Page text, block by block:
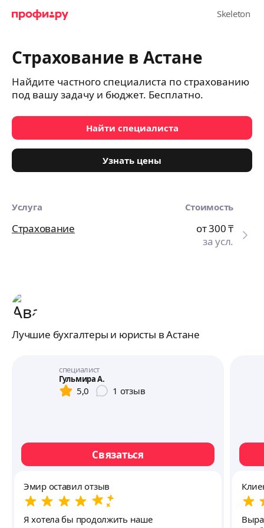
Страхование в Астане
Найдите частного специалиста по страхованию
под вашу задачу и бюджет. Бесплатно.
Найти специалиста
Узнать цены
Услуга Стоимость
Страхование от 300₸
за усл.
Лучшие бухгалтеры и юристы в Астане
специалист
Гульмира А.
5,0 1 отзыв
Связаться
Эмир оставил отзыв
Я хотела бы продолжить наше